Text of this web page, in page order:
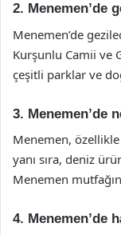
2. Menemen’de
Menemen’de
Kurşunlu Camii ve
çeşitli parklar ve
3. Menemen’de
Menemen,
yanı sıra, deniz
Menemen
4. Menemen’de